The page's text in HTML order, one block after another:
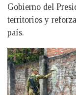
Gobierno del
territorios y
país.